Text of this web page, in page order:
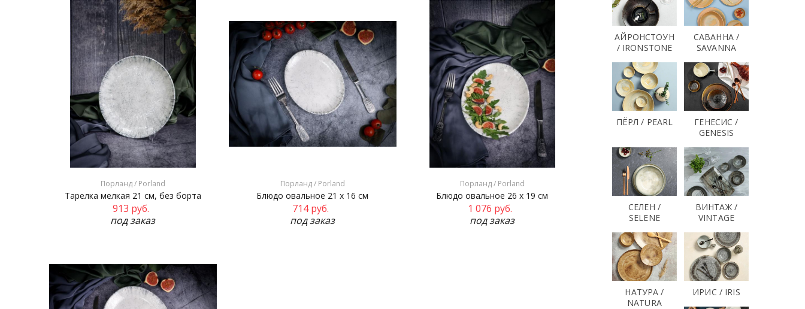
АЙРОНСТОУН
/ IRONSTONE
САВАННА /
SAVANNA
ПЁРЛ / PEARL
ГЕНЕСИС /
GENESIS
СЕЛЕН /
SELENE
ВИНТАЖ /
VINTAGE
НАТУРА /
NATURA
ИРИС / IRIS
Порланд / Porland
Тарелка мелкая 21 см, без борта
913 руб.
под заказ
Порланд / Porland
Блюдо овальное 21 х 16 см
714руб.
под заказ
Порланд / Porland
Блюдо овальное 26 х 19 см
1 076 руб.
под заказ